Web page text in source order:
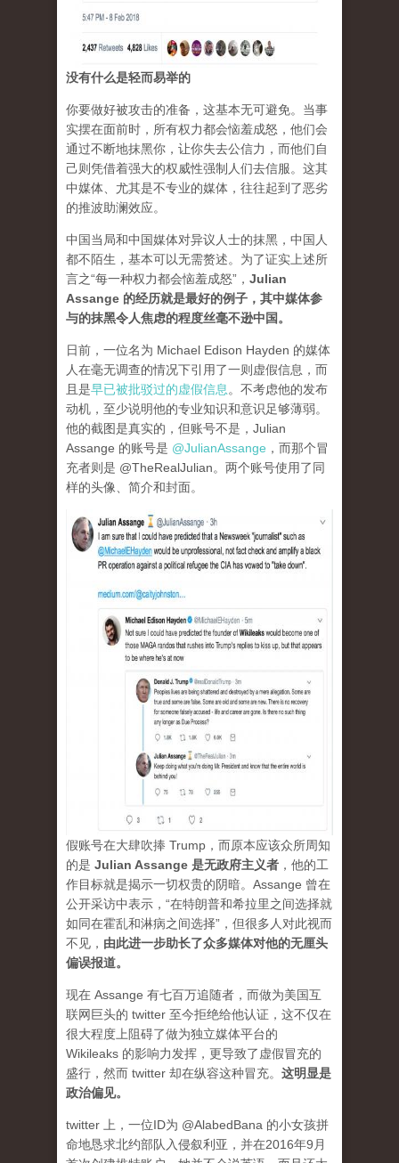
没有什么是轻而易举的
你要做好被攻击的准备，这基本无可避免。当事
实摆在面前时，所有权力都会恼羞成怒，他们会
通过不断地抹黑你，让你失去公信力，而他们自
己则凭借着强大的权威性强制人们去信服。这其
中媒体、尤其是不专业的媒体，往往起到了恶劣
的推波助澜效应。
中国当局和中国媒体对异议人士的抹黑，中国人
都不陌生，基本可以无需赘述。为了证实上述所
言之“每一种权力都会恼羞成怒”， Julian
Assange 的经历就是最好的例子，其中媒体参
与的抹黑令人焦虑的程度丝毫不逊中国。
日前，一位名为 Michael Edison Hayden 的媒体
人在毫无调查的情况下引用了一则虚假信息，而
且是早已被批驳过的虚假信息 。不考虑他的发布
动机，至少说明他的专业知识和意识足够薄弱。
他的截图是真实的，但账号不是，Julian
Assange 的账号是 @JulianAssange ，而那个冒
充者则是 @TheRealJulian。两个账号使用了同
样的头像、简介和封面。
假账号在大肆吹捧 Trump，而原本应该众所周知
的是 Julian Assange 是无政府主义者 ，他的工
作目标就是揭示一切权贵的阴暗。Assange 曾在
公开采访中表示，“在特朗普和希拉里之间选择就
如同在霍乱和淋病之间选择”，但很多人对此视而
不见， 由此进一步助长了众多媒体对他的无厘头
偏误报道。
现在 Assange 有七百万追随者，而做为美国互
联网巨头的 twitter 至今拒绝给他认证，这不仅在
很大程度上阻碍了做为独立媒体平台的
Wikileaks 的影响力发挥，更导致了虚假冒充的
盛行，然而 twitter 却在纵容这种冒充。 这明显是
政治偏见。
twitter 上，一位ID为 @AlabedBana 的小女孩拼
命地恳求北约部队入侵叙利亚，并在2016年9月